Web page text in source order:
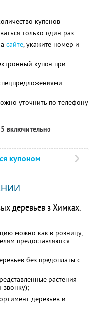
купонов
только один раз
сайте, укажите номер и
купон при
уточнить по телефону
включительно
купоном
деревьев в Химках.
можно как в розницу,
предоставляются
без предоплаты с
растения
звонку);
деревьев и